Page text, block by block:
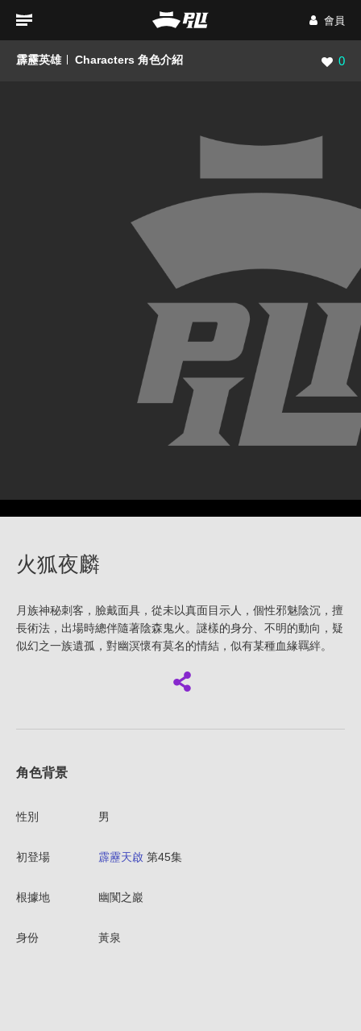
會員
霹靂英雄 Characters 角色介紹 瀏覽
0
火狐夜麟
月族神秘刺客，臉戴面具，從未以真面目示人，個性邪魅陰沉，擅
長術法，出場時總伴隨著陰森鬼火。謎樣的身分、不明的動向，疑
似幻之一族遺孤，對幽溟懷有莫名的情結，似有某種血緣羈絆。
角色背景
性別 男
初登場 霹靂天啟 第45集
根據地 幽闃之巖
身份 黃泉